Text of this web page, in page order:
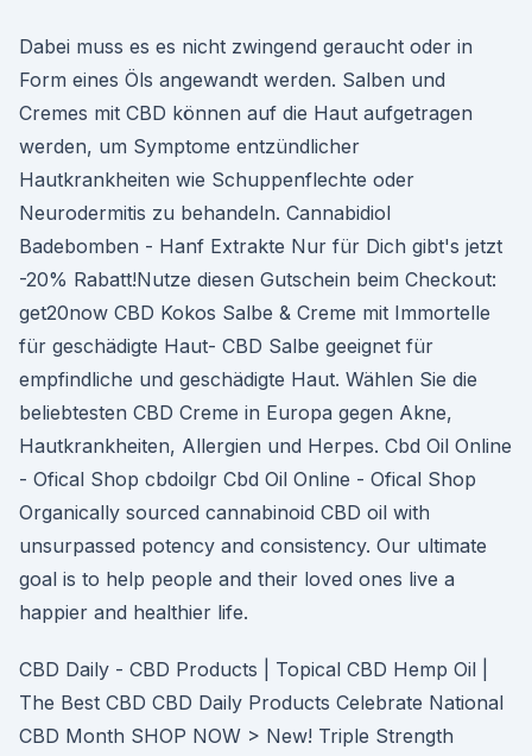
Dabei muss es es nicht zwingend geraucht oder in
Form eines Öls angewandt werden. Salben und
Cremes mit CBD können auf die Haut aufgetragen
werden, um Symptome entzündlicher
Hautkrankheiten wie Schuppenflechte oder
Neurodermitis zu behandeln. Cannabidiol
Badebomben - Hanf Extrakte Nur für Dich gibt's jetzt
-20% Rabatt!Nutze diesen Gutschein beim Checkout:
get20now CBD Kokos Salbe & Creme mit Immortelle
für geschädigte Haut- CBD Salbe geeignet für
empfindliche und geschädigte Haut. Wählen Sie die
beliebtesten CBD Creme in Europa gegen Akne,
Hautkrankheiten, Allergien und Herpes. Cbd Oil Online
- Ofical Shop cbdoilgr Cbd Oil Online - Ofical Shop
Organically sourced cannabinoid CBD oil with
unsurpassed potency and consistency. Our ultimate
goal is to help people and their loved ones live a
happier and healthier life.
CBD Daily - CBD Products | Topical CBD Hemp Oil |
The Best CBD CBD Daily Products Celebrate National
CBD Month SHOP NOW > New! Triple Strength